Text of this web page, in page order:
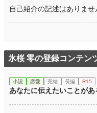
自己紹介の記述はありませ
氷桜 零の登録コンテン
小説 恋愛 完結 長編 R15
あなたに伝えたいことがあ